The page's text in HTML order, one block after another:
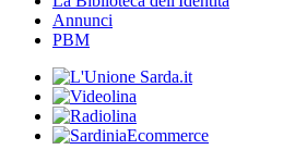
Annunci
PBM